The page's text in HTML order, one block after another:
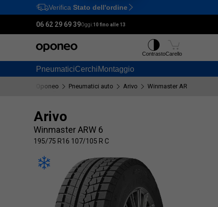
Ctrl M
Verifica Stato dell'ordine
06 62 29 69 39Oggi:10 fino alle 13
PneumaticiCerchiMontaggio
ContrastoCarello
Oponeo Pneumatici auto Arivo Winmaster ARW 6
Arivo
Winmaster ARW 6
195/75 R16 107/105 R C